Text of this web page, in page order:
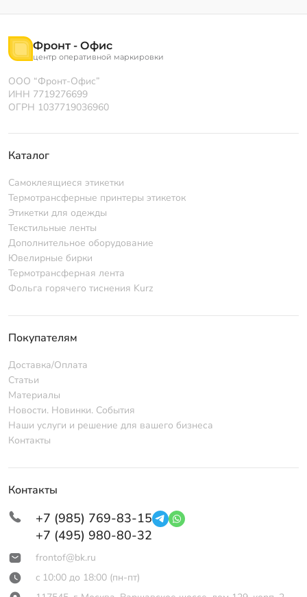
Фронт - Офис
центр оперативной маркировки
ООО “Фронт-Офис”
ИНН 7719276699
ОГРН 1037719036960
Каталог
Самоклеящиеся этикетки
Термотрансферные принтеры этикеток
Этикетки для одежды
Текстильные ленты
Дополнительное оборудование
Ювелирные бирки
Термотрансферная лента
Фольга горячего тиснения Kurz
Покупателям
Доставка/Оплата
Статьи
Материалы
Новости. Новинки. События
Наши услуги и решение для вашего бизнеса
Контакты
Контакты
+7 (985) 769-83-15
+7 (495) 980-80-32
frontof@bk.ru
c 10:00 до 18:00 (пн-пт)